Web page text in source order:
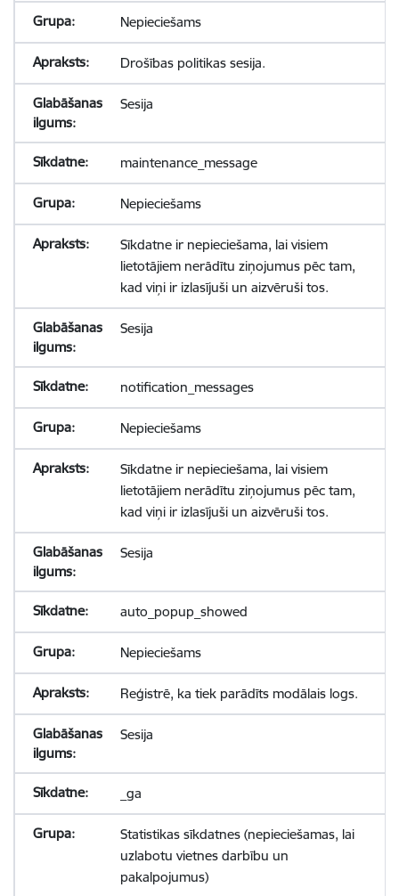
Nepieciešams
Drošības politikas sesija.
Sesija
maintenance_message
Nepieciešams
Sīkdatne ir nepieciešama, lai visiem
lietotājiem nerādītu ziņojumus pēc tam,
kad viņi ir izlasījuši un aizvēruši tos.
Sesija
notification_messages
Nepieciešams
Sīkdatne ir nepieciešama, lai visiem
lietotājiem nerādītu ziņojumus pēc tam,
kad viņi ir izlasījuši un aizvēruši tos.
Sesija
auto_popup_showed
Nepieciešams
Reģistrē, ka tiek parādīts modālais logs.
Sesija
_ga
Statistikas sīkdatnes (nepieciešamas, lai
uzlabotu vietnes darbību un
pakalpojumus)